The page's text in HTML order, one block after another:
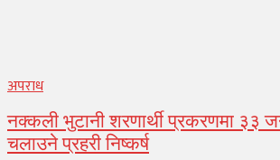
अपराध
नक्कली भुटानी शरणार्थी प्रकरणमा ३३
चलाउने प्रहरी निष्कर्ष